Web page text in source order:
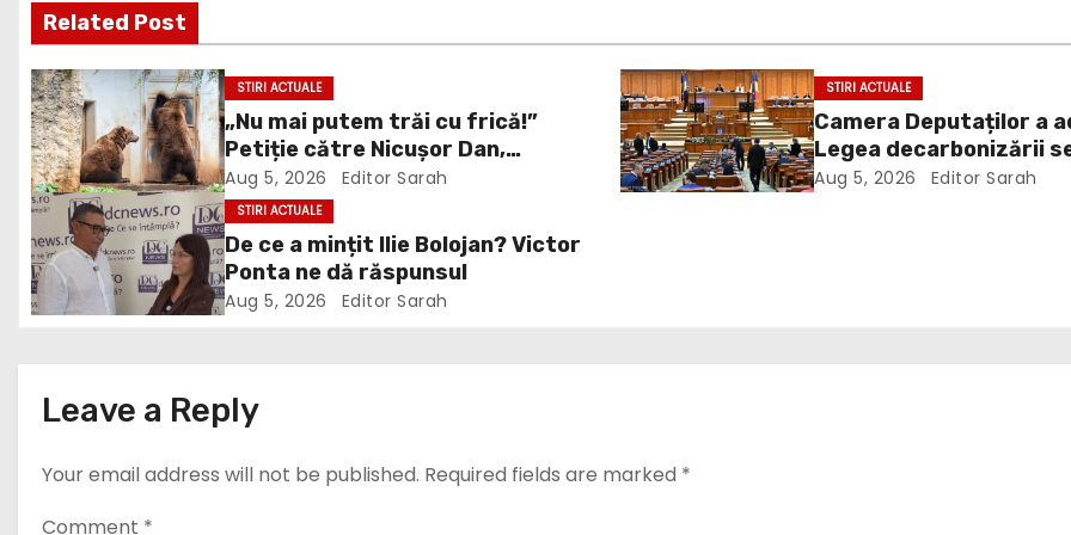
t
n
a
v
i
g
i
o
Related Post
STIRI ACTUALE
„Nu mai putem trăi cu frică!”
Petiție către Nicușor Dan,
Bolojan și Buzoianu după
atacurile urșilor din Covasna
Aug 5, 2026 Editor Sarah
STIRI ACTUALE
Camera Deputaților a
Legea decarbonizării
energetic.
Aug 5, 2026 Editor Sarah
STIRI ACTUALE
De ce a mințit Ilie Bolojan? Victor
Ponta ne dă răspunsul
Aug 5, 2026 Editor Sarah
Leave a Reply
Your email address will not be published. Required fields are marked *
Comment *